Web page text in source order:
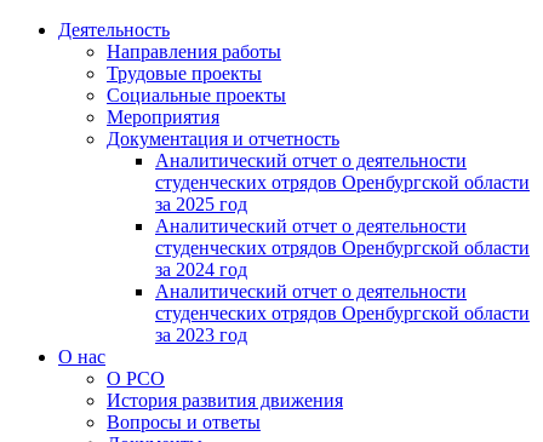
Деятельность
Направления работы
Трудовые проекты
Социальные проекты
Мероприятия
Документация и отчетность
Аналитический отчет о деятельности
студенческих отрядов Оренбургской области
за 2025 год
Аналитический отчет о деятельности
студенческих отрядов Оренбургской области
за 2024 год
Аналитический отчет о деятельности
студенческих отрядов Оренбургской области
за 2023 год
О нас
О РСО
История развития движения
Вопросы и ответы